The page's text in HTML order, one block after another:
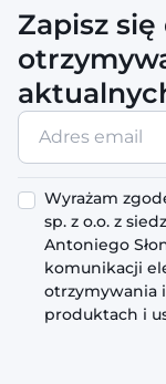
Zapisz
Adres
email
Wyrażam
sp. z o.o. z
Antoniego
komunikacji
otrzymywania
produktach i